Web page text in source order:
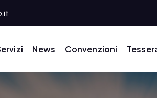
News Convenzioni